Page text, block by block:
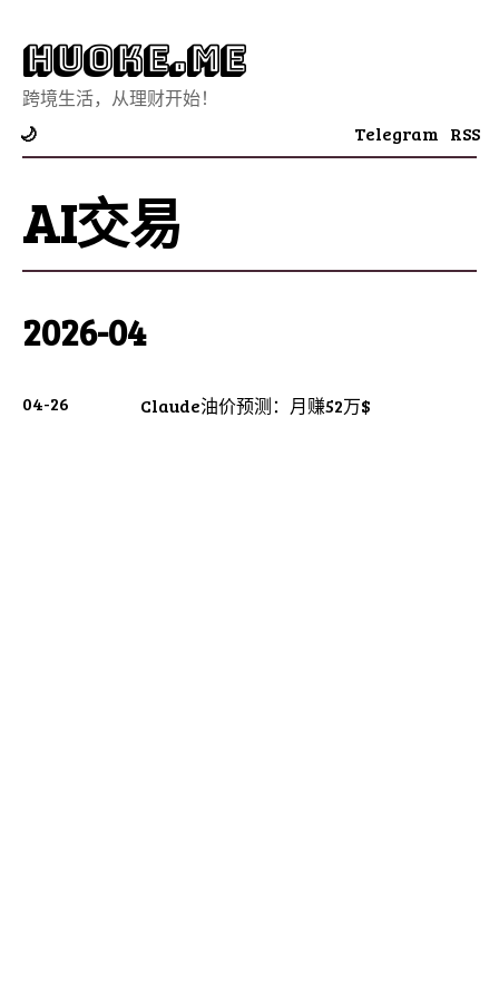
Huoke.Me
跨境生活，从理财开始！
🌙 Telegram RSS
AI交易
2026-04
04-26 Claude油价预测：月赚52万$